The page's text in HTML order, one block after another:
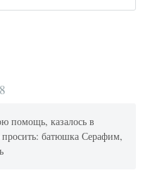
помощь, казалось в
батюшка Серафим,